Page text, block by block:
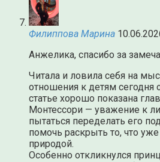
Филиппова Марина
Анжелика, спасибо за
Читала и ловила себя на
отношения к детям сегодня
статье хорошо показана
Монтессори — уважение к
пытаться переделать его
помочь раскрыть то, что
природой.
Особенно откликнулся